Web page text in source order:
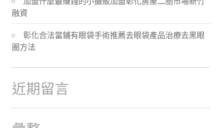
融資
彰化合法當鋪有眼袋手術推薦去眼袋產品治療去黑眼
圈方法
近期留言